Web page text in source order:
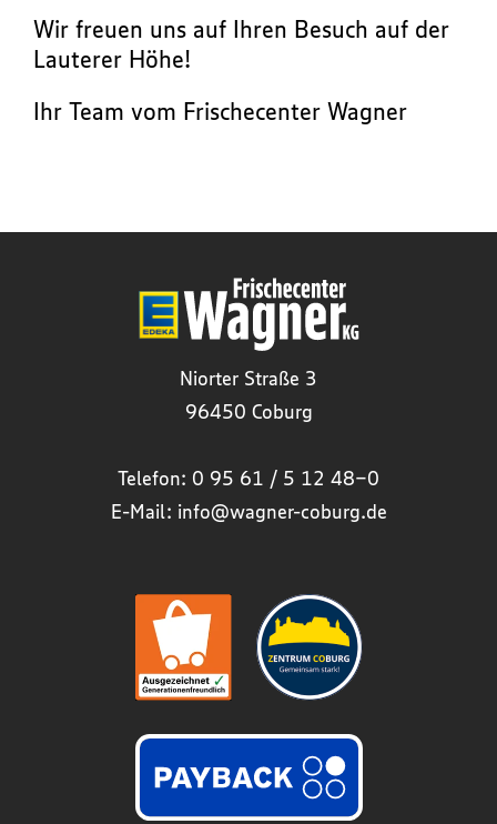
Wir freuen uns auf Ihren Besuch auf der
Lauterer Höhe!
Ihr Team vom Frischecenter Wagner
Niorter Straße 3
96450 Coburg
Telefon: 0 95 61 / 5 12 48-0
E-Mail: info@wagner-coburg.de